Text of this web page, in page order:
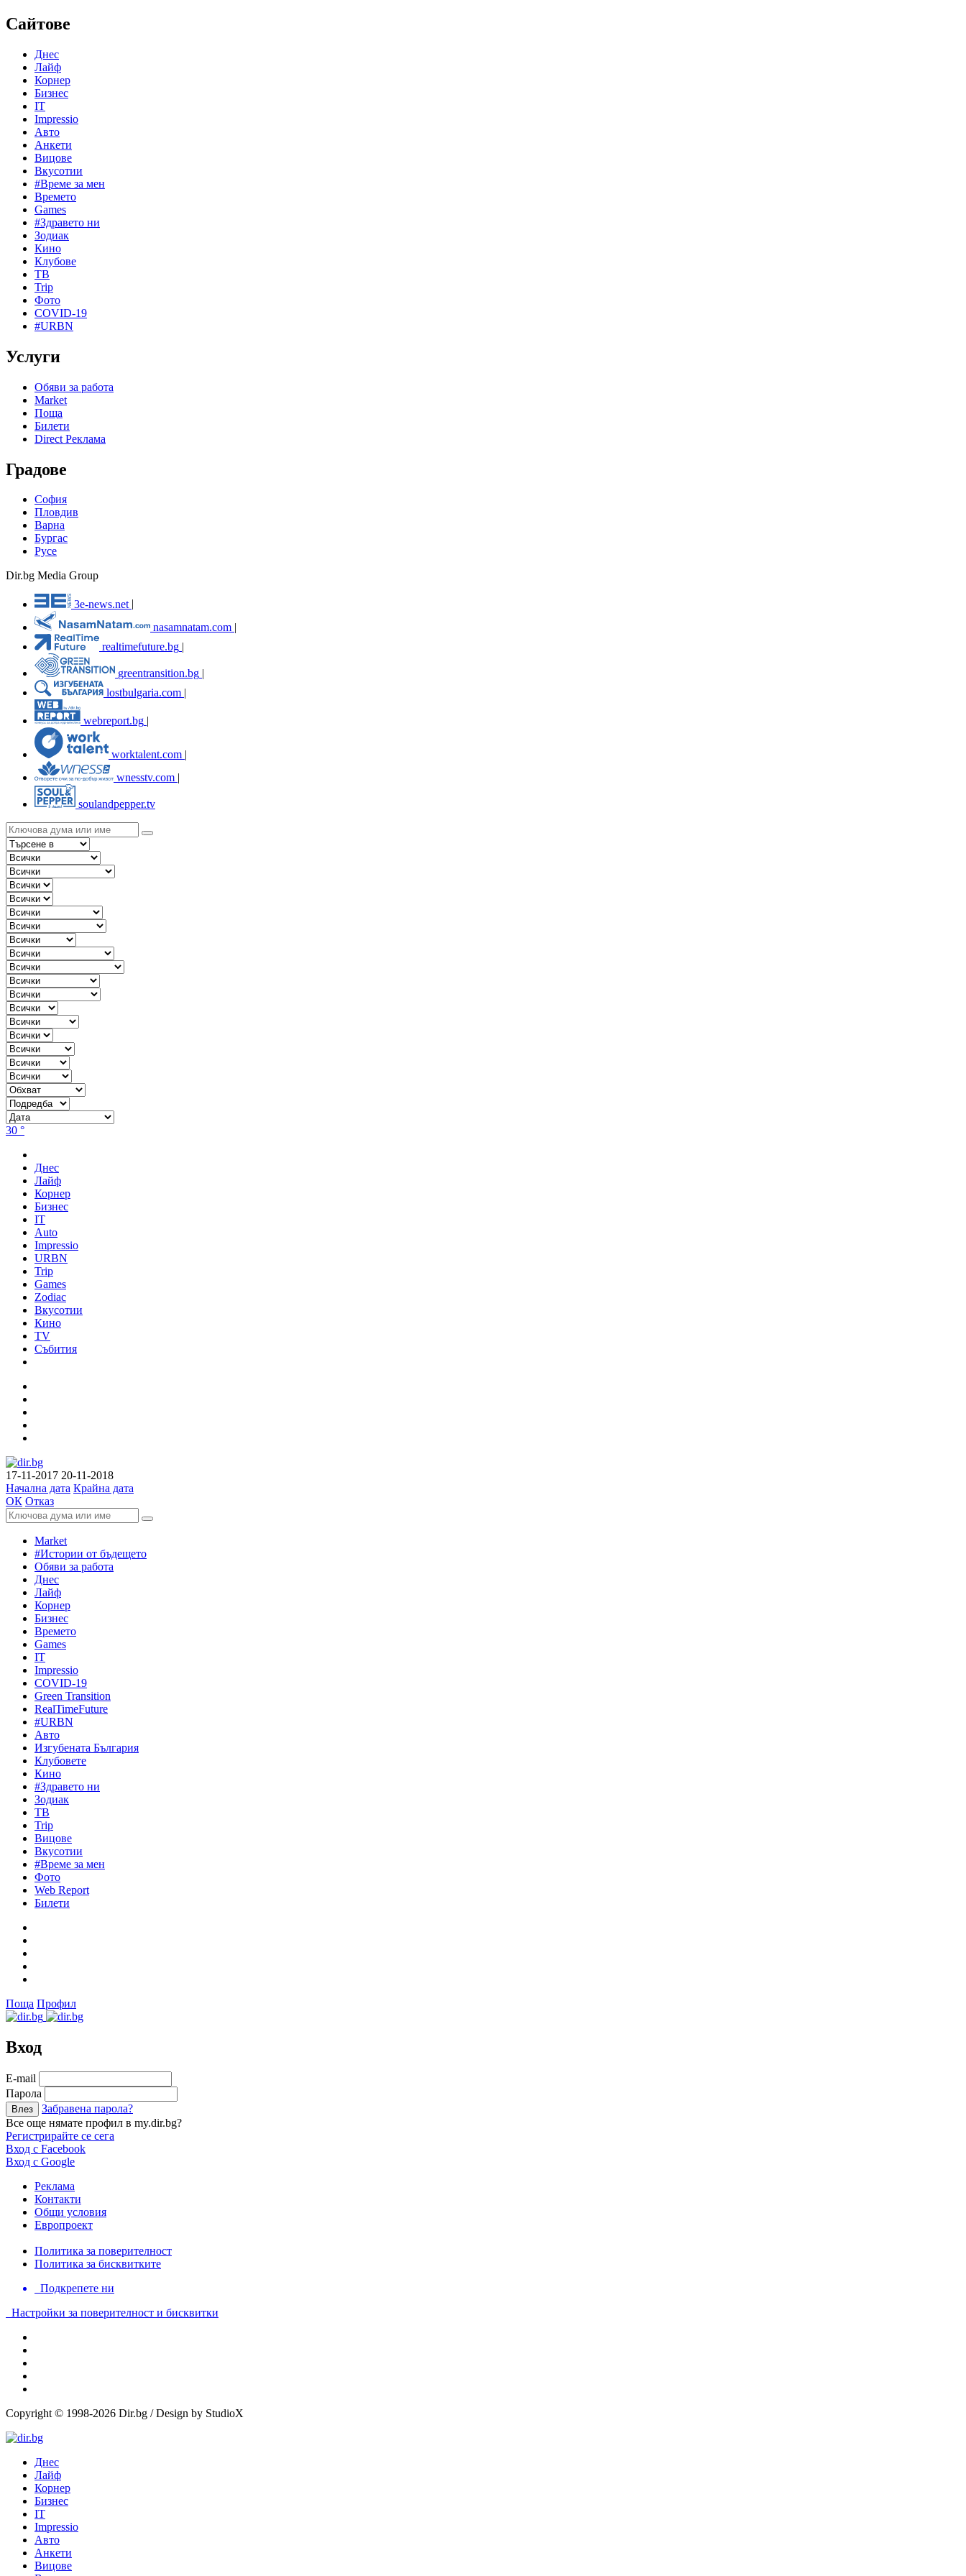
Сайтове
Днес
Лайф
Корнер
Бизнес
IT
Impressio
Авто
Анкети
Вицове
Вкусотии
#Време за мен
Времето
Games
#Здравето ни
Зодиак
Кино
Клубове
ТВ
Trip
Фото
COVID-19
#URBN
Услуги
Обяви за работа
Market
Поща
Билети
Direct Реклама
Градове
София
Пловдив
Варна
Бургас
Русе
Dir.bg Media Group
3e-news.net
nasamnatam.com |
realtimefuture.bg |
greentransition.bg |
lostbulgaria.com |
webreport.bg
worktalent.com |
wnesstv.com |
soulandpepper.tv
30 °
Днес
Лайф
Корнер
Бизнес
IT
Auto
Impressio
URBN
Trip
Games
Zodiac
Вкусотии
Кино
TV
Събития
17-11-2017 20-11-2018
Начална дата Крайна дата
ОК Отказ
Market
#Истории от бъдещето
Обяви за работа
Днес
Лайф
Корнер
Бизнес
Времето
Games
IT
Impressio
COVID-19
Green Transition
RealTimeFuture
#URBN
Авто
Изгубената България
Клубовете
Кино
#Здравето ни
Зодиак
ТВ
Trip
Вицове
Вкусотии
#Време за мен
Фото
Web Report
Билети
Поща Профил
Вход
Е-mail
Парола
Забравена парола?
Все още нямате профил в my.dir.bg?
Регистрирайте се сега
Вход с Facebook
Вход с Google
Реклама
Контакти
Общи условия
Европроект
Политика за поверителност
Политика за бисквитките
Подкрепете ни
Настройки за поверителност и бисквитки
Copyright © 1998-2026 Dir.bg / Design by StudioX
Днес
Лайф
Корнер
Бизнес
IT
Impressio
Авто
Анкети
Вицове